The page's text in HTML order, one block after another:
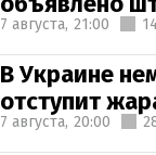
7 августа, 21:00
В Украине
отступит
7 августа, 20:00